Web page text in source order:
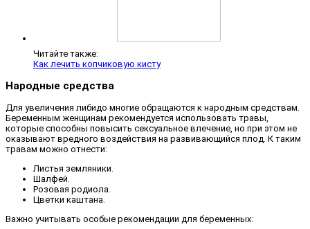
Читайте также:
Как лечить копчиковую кисту
Народные средства
Для увеличения либидо многие обращаются к народным средствам.
Беременным женщинам рекомендуется использовать травы,
которые способны повысить сексуальное влечение, но при этом не
оказывают вредного воздействия на развивающийся плод. К таким
травам можно отнести:
Листья земляники.
Шалфей.
Розовая родиола.
Цветки каштана.
Важно учитывать особые рекомендации для беременных: